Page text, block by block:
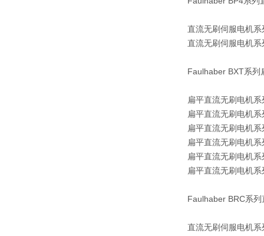
直流无刷伺服电机
直流无刷伺服电机
Faulhaber BXT系列
扁平直流无刷电机
扁平直流无刷电机
扁平直流无刷电机
扁平直流无刷电机
扁平直流无刷电机
扁平直流无刷电机
Faulhaber BRC系
直流无刷伺服电机